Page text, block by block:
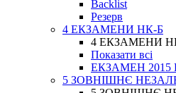
Backlist
Резерв
4 ЕКЗАМЕНИ НК-Б
4 ЕКЗАМЕНИ
Показати всі
ЕКЗАМЕН 2015
5 ЗОВНІШНЄ